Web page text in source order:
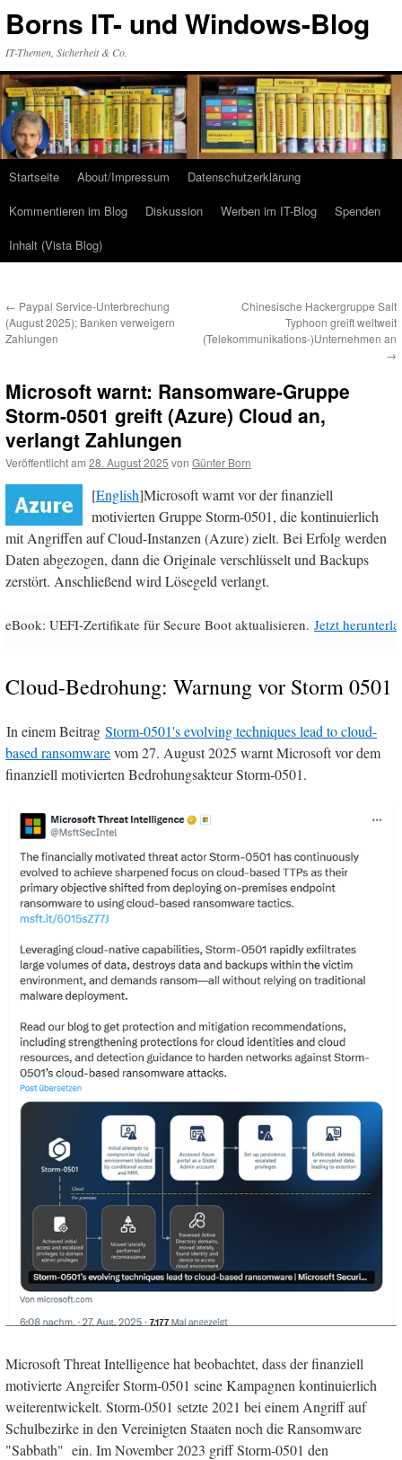
Inhalt
Borns IT- und Windows-Blog
IT-Themen, Sicherheit & Co.
Startseite About/Impressum
Datenschutzerklärung
Kommentieren im Blog
Diskussion Werben im IT-Blog
Spenden
Inhalt (Vista Blog)
← Paypal Service-Unterbrechung
(August 2025); Banken verweigern
Zahlungen
Chinesische Hackergruppe Salt
Typhoon greift weltweit
(Telekommunikations-)Unternehmen an
→
Microsoft warnt: Ransomware-Gruppe
Storm-0501 greift (Azure) Cloud an,
verlangt Zahlungen
Veröffentlicht am 28. August 2025 von Günter Born
[English]Microsoft warnt vor der finanziell
motivierten Gruppe Storm-0501, die kontinuierlich
mit Angriffen auf Cloud-Instanzen (Azure) zielt. Bei Erfolg werden
Daten abgezogen, dann die Originale verschlüsselt und Backups
zerstört. Anschließend wird Lösegeld verlangt.
eBook: UEFI-Zertifikate für Secure Boot aktualisieren. Jetzt
Cloud-Bedrohung: Warnung vor Storm 0501
In einem Beitrag Storm-0501's evolving techniques lead to cloud-
based ransomwarevom 27. August 2025 warnt Microsoft vor dem
finanziell motivierten Bedrohungsakteur Storm-0501.
Microsoft Threat Intelligence hat beobachtet, dass der finanziell
motivierte Angreifer Storm-0501 seine Kampagnen kontinuierlich
weiterentwickelt. Storm-0501 setzte 2021 bei einem Angriff auf
Schulbezirke in den Vereinigten Staaten noch die Ransomware
"Sabbath" ein. Im November 2023 griff Storm-0501 den